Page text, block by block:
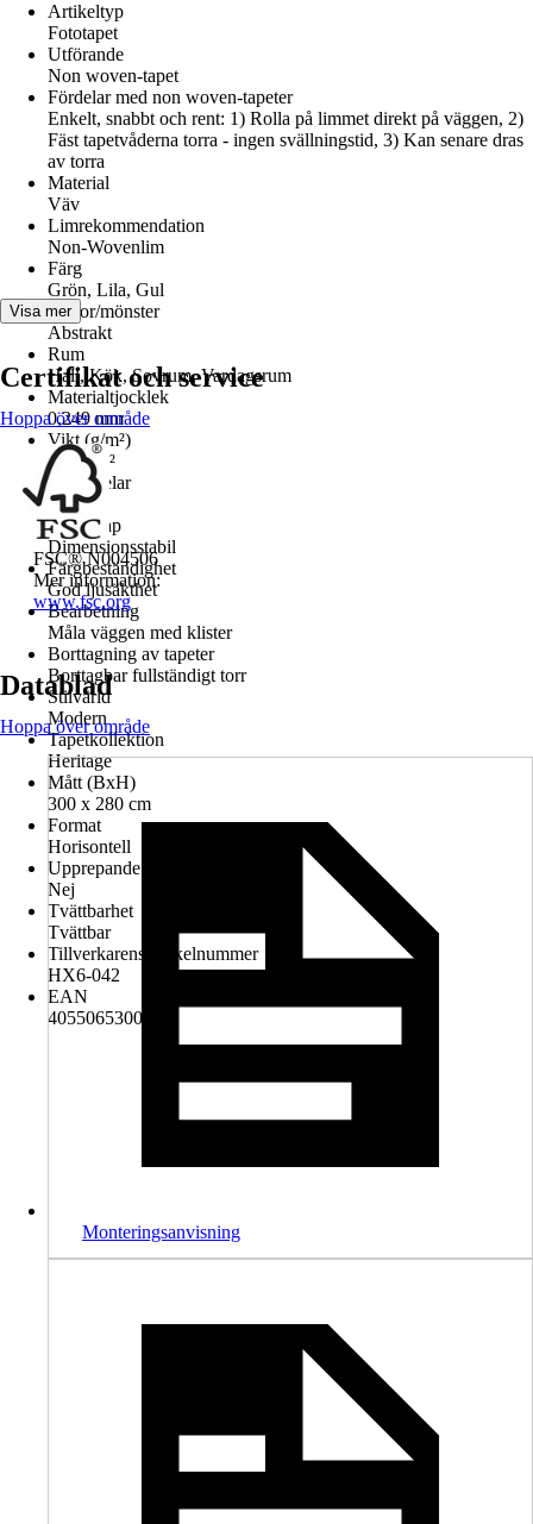
Artikeltyp
Fototapet
Utförande
Non woven-tapet
Fördelar med non woven-tapeter
Enkelt, snabbt och rent: 1) Rolla på limmet direkt på väggen, 2)
Fäst tapetvåderna torra - ingen svällningstid, 3) Kan senare dras
av torra
Material
Väv
Limrekommendation
Non-Wovenlim
Färg
Grön, Lila, Gul
Dekor/mönster
Abstrakt
Rum
Hall, Kök, Sovrum, Vardagsrum
Materialtjocklek
0,249 mm
Vikt (g/m²)
150 g/m²
Antal delar
6
Egenskap
Dimensionsstabil
Färgbeständighet
God ljusäkthet
Bearbetning
Måla väggen med klister
Borttagning av tapeter
Borttagbar fullständigt torr
Stilvärld
Modern
Tapetkollektion
Heritage
Mått (BxH)
300 x 280 cm
Format
Horisontell
Upprepande design
Nej
Tvättbarhet
Tvättbar
Tillverkarens artikelnummer
HX6-042
EAN
4055065300424
Visa mer
Certifikat och service
Hoppa över område
FSC® N004506
Mer information:
www.fsc.org
Datablad
Hoppa över område
Monteringsanvisning